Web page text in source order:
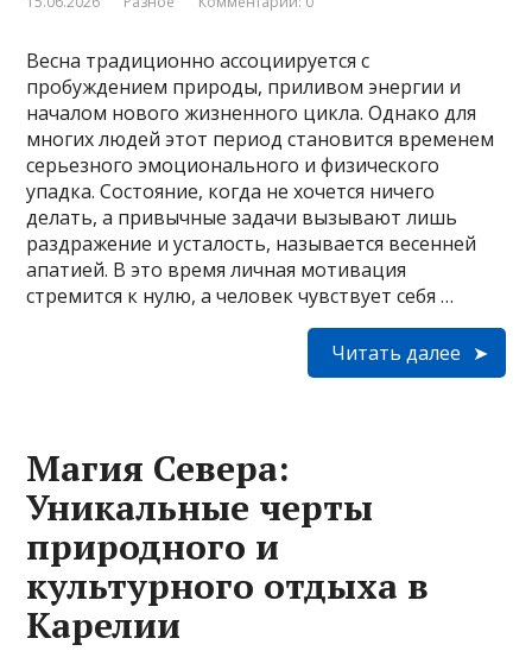
Весна традиционно ассоциируется с
пробуждением природы, приливом энергии и
началом нового жизненного цикла. Однако для
многих людей этот период становится временем
серьезного эмоционального и физического
упадка. Состояние, когда не хочется ничего
делать, а привычные задачи вызывают лишь
раздражение и усталость, называется весенней
апатией. В это время личная мотивация
стремится к нулю, а человек чувствует себя …
Читать далее
Магия Севера:
Уникальные черты
природного и
культурного отдыха в
Карелии